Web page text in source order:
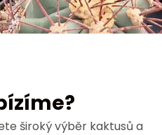
široký výběr kaktusů a